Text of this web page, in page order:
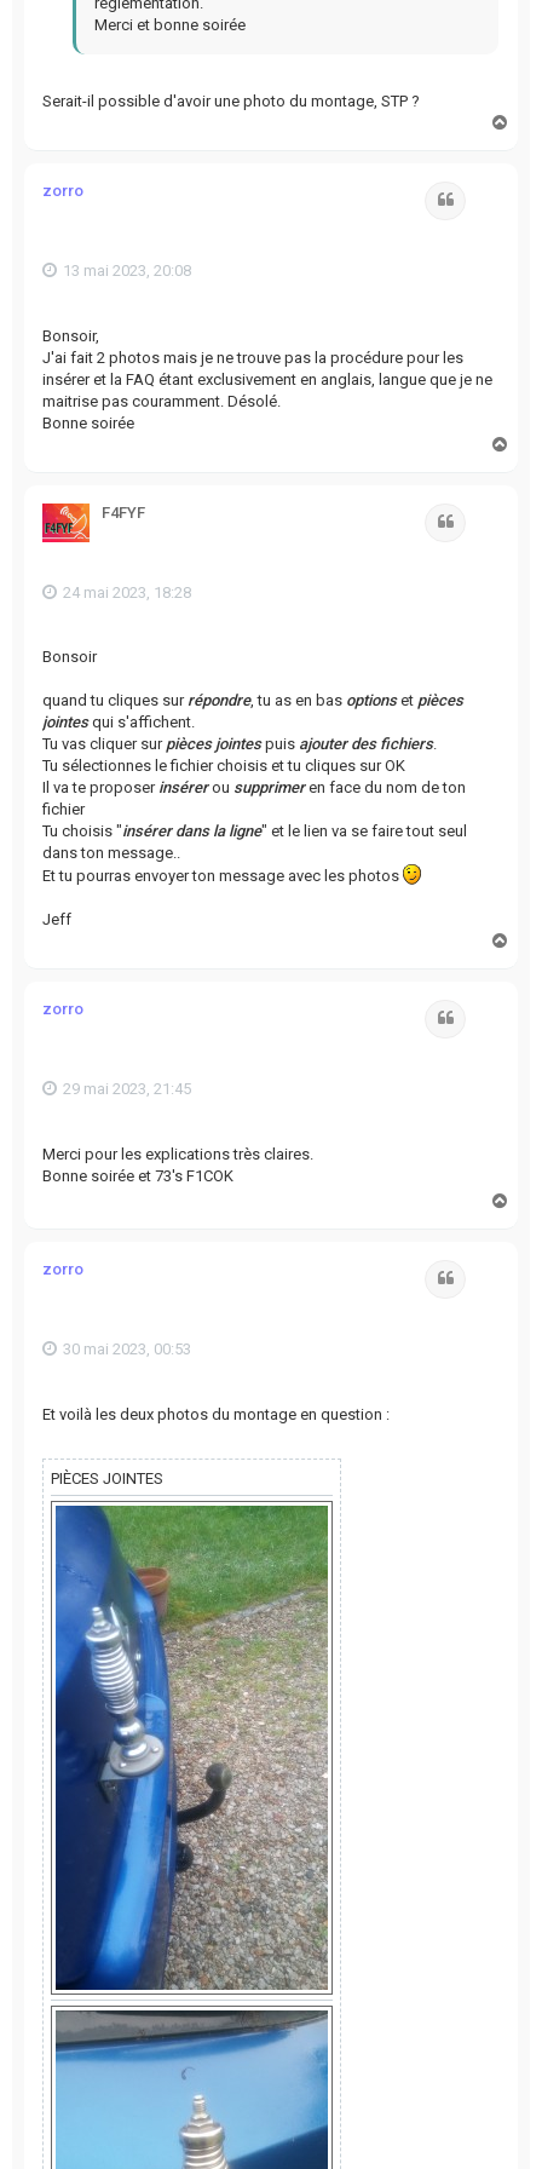
Merci et bonne soirée
Serait-il possible d'avoir une photo du montage, STP ?
zorro
13 mai 2023, 20:08
Bonsoir,
J'ai fait 2 photos mais je ne trouve pas la procédure pour les
insérer et la FAQ étant exclusivement en anglais, langue que je ne
maitrise pas couramment. Désolé.
Bonne soirée
F4FYF
24 mai 2023, 18:28
Bonsoir
quand tu cliques sur répondre, tu as en bas optionset pièces
jointesqui s'affichent.
Tu vas cliquer sur pièces jointespuis ajouter des fichiers.
Tu sélectionnes le fichier choisis et tu cliques sur OK
Il va te proposerinsérerou supprimeren face du nom de ton
fichier
Tu choisis "insérer dans la ligne" et le lien va se faire tout seul
dans ton message..
Et tu pourras envoyer ton message avec les photos
Jeff
zorro
29 mai 2023, 21:45
Merci pour les explications très claires.
Bonne soirée et 73's F1COK
zorro
30 mai 2023, 00:53
Et voilà les deux photos du montage en question :
PIÈCES JOINTES